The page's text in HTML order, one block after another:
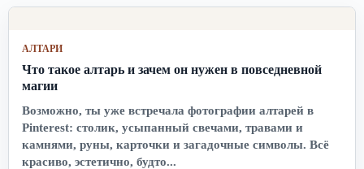
АЛТАРИ
Что такое алтарь и зачем он нужен в повседневной
магии
Возможно, ты уже встречала фотографии алтарей в
Pinterest: столик, усыпанный свечами, травами и
камнями, руны, карточки и загадочные символы. Всё
красиво, эстетично, будто...